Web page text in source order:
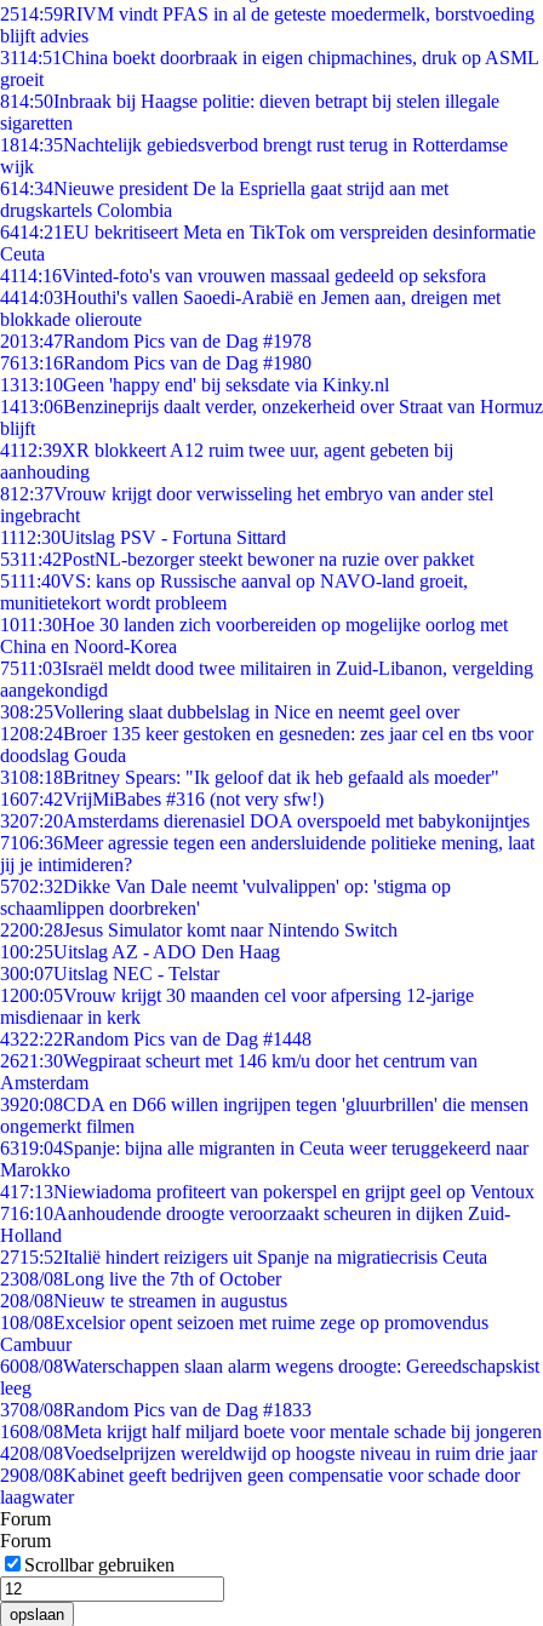
2514:59RIVM vindt PFAS in al de geteste moedermelk, borstvoeding
blijft advies
3114:51China boekt doorbraak in eigen chipmachines, druk op ASML
groeit
814:50Inbraak bij Haagse politie: dieven betrapt bij stelen illegale
sigaretten
1814:35Nachtelijk gebiedsverbod brengt rust terug in Rotterdamse
wijk
614:34Nieuwe president De la Espriella gaat strijd aan met
drugskartels Colombia
6414:21EU bekritiseert Meta en TikTok om verspreiden desinformatie
Ceuta
4114:16Vinted-foto's van vrouwen massaal gedeeld op seksfora
4414:03Houthi's vallen Saoedi-Arabië en Jemen aan, dreigen met
blokkade olieroute
2013:47Random Pics van de Dag #1978
7613:16Random Pics van de Dag #1980
1313:10Geen 'happy end' bij seksdate via Kinky.nl
1413:06Benzineprijs daalt verder, onzekerheid over Straat van Hormuz
blijft
4112:39XR blokkeert A12 ruim twee uur, agent gebeten bij
aanhouding
812:37Vrouw krijgt door verwisseling het embryo van ander stel
ingebracht
1112:30Uitslag PSV - Fortuna Sittard
5311:42PostNL-bezorger steekt bewoner na ruzie over pakket
5111:40VS: kans op Russische aanval op NAVO-land groeit,
munitietekort wordt probleem
1011:30Hoe 30 landen zich voorbereiden op mogelijke oorlog met
China en Noord-Korea
7511:03Israël meldt dood twee militairen in Zuid-Libanon, vergelding
aangekondigd
308:25Vollering slaat dubbelslag in Nice en neemt geel over
1208:24Broer 135 keer gestoken en gesneden: zes jaar cel en tbs voor
doodslag Gouda
3108:18Britney Spears: "Ik geloof dat ik heb gefaald als moeder"
1607:42VrijMiBabes #316 (not very sfw!)
3207:20Amsterdams dierenasiel DOA overspoeld met babykonijntjes
7106:36Meer agressie tegen een andersluidende politieke mening, laat
jij je intimideren?
5702:32Dikke Van Dale neemt 'vulvalippen' op: 'stigma op
schaamlippen doorbreken'
2200:28Jesus Simulator komt naar Nintendo Switch
100:25Uitslag AZ - ADO Den Haag
300:07Uitslag NEC - Telstar
1200:05Vrouw krijgt 30 maanden cel voor afpersing 12-jarige
misdienaar in kerk
4322:22Random Pics van de Dag #1448
2621:30Wegpiraat scheurt met 146 km/u door het centrum van
Amsterdam
3920:08CDA en D66 willen ingrijpen tegen 'gluurbrillen' die mensen
ongemerkt filmen
6319:04Spanje: bijna alle migranten in Ceuta weer teruggekeerd naar
Marokko
417:13Niewiadoma profiteert van pokerspel en grijpt geel op Ventoux
716:10Aanhoudende droogte veroorzaakt scheuren in dijken Zuid-
Holland
2715:52Italië hindert reizigers uit Spanje na migratiecrisis Ceuta
2308/08Long live the 7th of October
208/08Nieuw te streamen in augustus
108/08Excelsior opent seizoen met ruime zege op promovendus
Cambuur
6008/08Waterschappen slaan alarm wegens droogte: Gereedschapskist
leeg
3708/08Random Pics van de Dag #1833
1608/08Meta krijgt half miljard boete voor mentale schade bij jongeren
4208/08Voedselprijzen wereldwijd op hoogste niveau in ruim drie jaar
2908/08Kabinet geeft bedrijven geen compensatie voor schade door
laagwater
Forum
Forum
Scrollbar gebruiken
opslaan